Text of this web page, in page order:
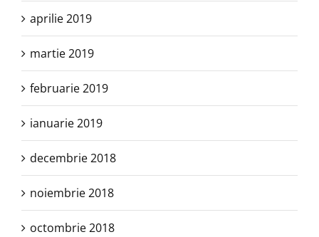
aprilie 2019
martie 2019
februarie 2019
ianuarie 2019
decembrie 2018
noiembrie 2018
octombrie 2018